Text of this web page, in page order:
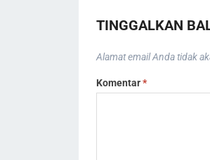
TINGGALKAN
Alamat email Anda tidak
Komentar*